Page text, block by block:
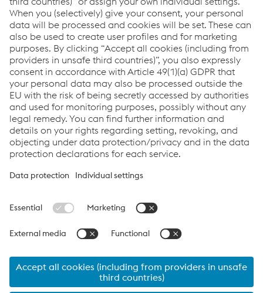
Managing Director
Track and Rail Systems
Tél.+43 50304 26 4620
Envoyer un e-mail
Links
Applications
Products
Services
Job & Career
Terms and Conditions
Cookie settings